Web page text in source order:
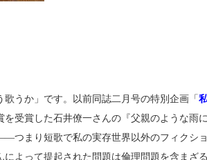
うか」です。以前同誌二月号の特別企画「
受賞した石井僚一さんの『父親のような雨
つまり短歌で私の実存世界以外のフィクシ
よって提起された問題は倫理問題を含まざ